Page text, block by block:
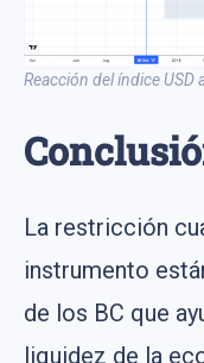
Reacción del índice USD
La restricción
instrumento
de los BC que
liquidez de la